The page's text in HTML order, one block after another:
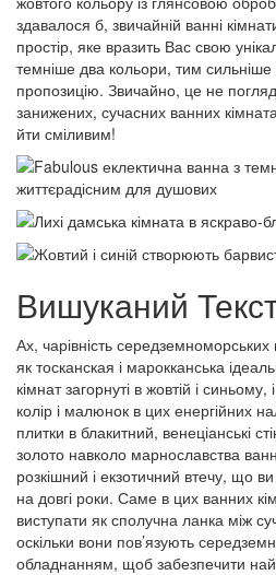
здавалося б, звичайній ванні
простір, яке вразить Вас свою
темніше два кольори, тим сильніше
пропозицію. Звичайно, це не
занижених, сучасних ванних
йти сміливим!
Вишуканий
Ах, чарівність середземноморських
як тосканская і марокканська
кімнат загорнуті в жовтій і
колір і малюнок в цих енергійних
плитки в блакитний, венеціанські
золото навколо марнославства
розкішний і екзотичний втечу, що
на довгі роки. Саме в цих ванних
виступати як сполучна ланка між
оскільки вони пов’язують
обладнанням, щоб забезпечити